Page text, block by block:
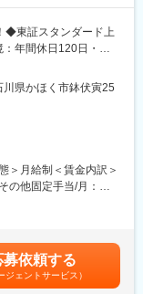
く働ける環境です。
ご提案可能です！）
後を担当し、お客様
だきます。
援ができ、ご自身の
◆東証スタンダード上
年間休日120日・有
ゲストの心を揺さぶ
回接客から打ち合わ
様一人ひとりに深く
客プランナー】とし
日程・予算を含む提
規接客から当日運営
川県かほく市鉢伏寅25
＞月給制＜賃金内訳＞
の他固定手当/月：
給与は変動する可能性
：年2回（2、8月）■イ
の金額であり、選考
募依頼する
ジェントサービス）